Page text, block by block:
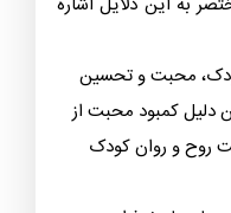
که برخی شخصی بوده و
مشکل سلامت روحی و
و میزان رضایت دختران
پدران و مادران تمام
مادی فرزندانشان
به این دلایل اشاره